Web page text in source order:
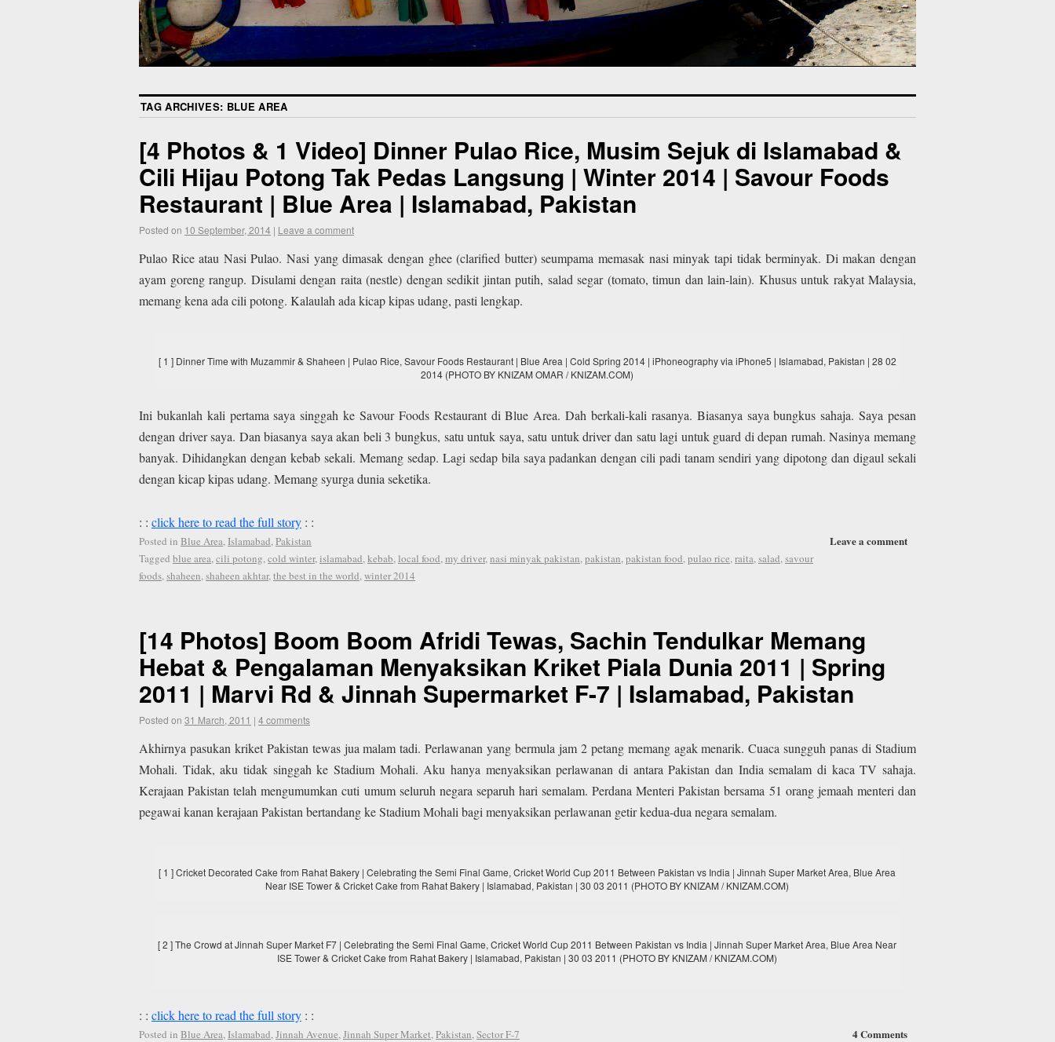
TAG ARCHIVES: BLUE AREA
[4 Photos & 1 Video] Dinner Pulao Rice, Musim Sejuk di Islamabad &
Cili Hijau Potong Tak Pedas Langsung | Winter 2014 | Savour Foods
Restaurant | Blue Area | Islamabad, Pakistan
Posted on 10 September, 2014 | Leave a comment
Pulao Rice atau Nasi Pulao. Nasi yang dimasak dengan ghee (clarified butter) seumpama memasak nasi minyak tapi tidak berminyak. Di makan dengan
ayam goreng rangup. Disulami dengan raita (nestle) dengan sedikit jintan putih, salad segar (tomato, timun dan lain-lain). Khusus untuk rakyat Malaysia,
memang kena ada cili potong. Kalaulah ada kicap kipas udang, pasti lengkap.
[ 1 ] Dinner Time with Muzammir & Shaheen | Pulao Rice, Savour Foods Restaurant | Blue Area | Cold Spring 2014 | iPhoneography via iPhone5 | Islamabad, Pakistan | 28 02
2014 (PHOTO BY KNIZAM OMAR / KNIZAM.COM)
Ini bukanlah kali pertama saya singgah ke Savour Foods Restaurant di Blue Area. Dah berkali-kali rasanya. Biasanya saya bungkus sahaja. Saya pesan
dengan driver saya. Dan biasanya saya akan beli 3 bungkus, satu untuk saya, satu untuk driver dan satu lagi untuk guard di depan rumah. Nasinya memang
banyak. Dihidangkan dengan kebab sekali. Memang sedap. Lagi sedap bila saya padankan dengan cili padi tanam sendiri yang dipotong dan digaul sekali
dengan kicap kipas udang. Memang syurga dunia seketika.
: : click here to read the full story : :
Leave a comment
Posted in Blue Area,Islamabad,Pakistan
Tagged blue area,cili potong,cold winter,islamabad,kebab,local food,my driver,nasi minyak pakistan,pakistan,pakistan food,pulao rice,raita,salad,savour
foods,shaheen,shaheen akhtar,the best in the world,winter 2014
[14 Photos] Boom Boom Afridi Tewas, Sachin Tendulkar Memang
Hebat & Pengalaman Menyaksikan Kriket Piala Dunia 2011 | Spring
2011 | Marvi Rd & Jinnah Supermarket F-7 | Islamabad, Pakistan
Posted on 31 March, 2011 | 4 comments
Akhirnya pasukan kriket Pakistan tewas jua malam tadi. Perlawanan yang bermula jam 2 petang memang agak menarik. Cuaca sungguh panas di Stadium
Mohali. Tidak, aku tidak singgah ke Stadium Mohali. Aku hanya menyaksikan perlawanan di antara Pakistan dan India semalam di kaca TV sahaja.
Kerajaan Pakistan telah mengumumkan cuti umum seluruh negara separuh hari semalam. Perdana Menteri Pakistan bersama 51 orang jemaah menteri dan
pegawai kanan kerajaan Pakistan bertandang ke Stadium Mohali bagi menyaksikan perlawanan getir kedua-dua negara semalam.
[ 1 ] Cricket Decorated Cake from Rahat Bakery | Celebrating the Semi Final Game, Cricket World Cup 2011 Between Pakistan vs India | Jinnah Super Market Area, Blue Area
Near ISE Tower & Cricket Cake from Rahat Bakery | Islamabad, Pakistan | 30 03 2011 (PHOTO BY KNIZAM / KNIZAM.COM)
[ 2 ] The Crowd at Jinnah Super Market F7 | Celebrating the Semi Final Game, Cricket World Cup 2011 Between Pakistan vs India | Jinnah Super Market Area, Blue Area Near
ISE Tower & Cricket Cake from Rahat Bakery | Islamabad, Pakistan | 30 03 2011 (PHOTO BY KNIZAM / KNIZAM.COM)
: : click here to read the full story : :
4 Comments
Posted in Blue Area,Islamabad,Jinnah Avenue,Jinnah Super Market,Pakistan,Sector F-7